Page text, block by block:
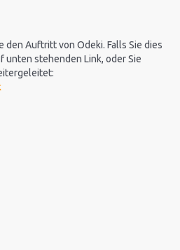
den Auftritt von Odeki. Falls Sie dies
unten stehenden Link, oder Sie